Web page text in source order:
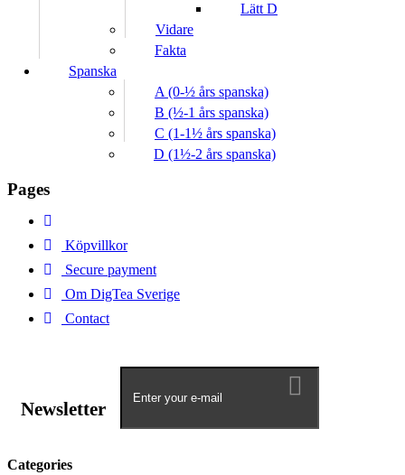
Lätt D
Vidare
Fakta
Spanska
A (0-½ års spanska)
B (½-1 års spanska)
C (1-1½ års spanska)
D (1½-2 års spanska)
Pages
Köpvillkor
Secure payment
Om DigTea Sverige
Contact
Newsletter
Categories